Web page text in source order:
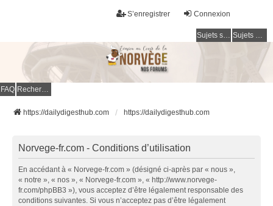
Connexion
S’enregistrer
Sujets sans réponse Sujets actifs
FAQ Rechercher
https://dailydigesthub.com https://dailydigesthub.com
Norvege-fr.com - Conditions d’utilisation
En accédant à « Norvege-fr.com » (désigné ci-après par « nous »,
« notre », « nos », « Norvege-fr.com », « http://www.norvege-
fr.com/phpBB3 »), vous acceptez d’être légalement responsable des
conditions suivantes. Si vous n’acceptez pas d’être légalement